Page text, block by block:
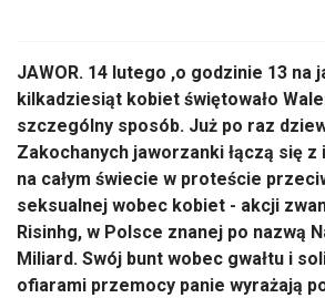
JAWOR. 14 lutego ,o godzinie 13 na
kilkadziesiąt kobiet świętowało
szczególny sposób. Już po raz
Zakochanych jaworzanki łączą się
na całym świecie w proteście
seksualnej wobec kobiet - akcji
Risinhg, w Polsce znanej po nazwą
Miliard. Swój bunt wobec gwałtu i
ofiarami przemocy panie wyrażają